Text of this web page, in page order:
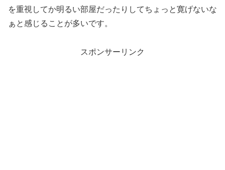
を重視してか明るい部屋だったりしてちょっと寛げないな
ぁと感じることが多いです。
スポンサーリンク